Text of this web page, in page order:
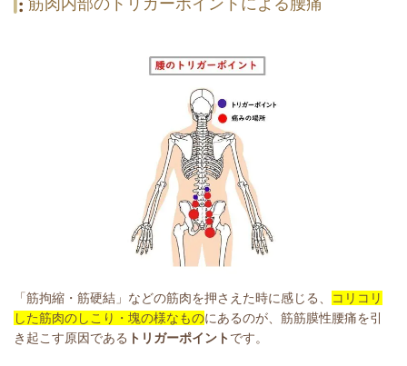
「筋拘縮・筋硬結」などの筋肉を押さえた時に感じる、
コリコリ
した筋肉のしこり・塊の様なものにあるのが、筋筋膜性腰痛を引
き起こす原因である トリガーポイントです。